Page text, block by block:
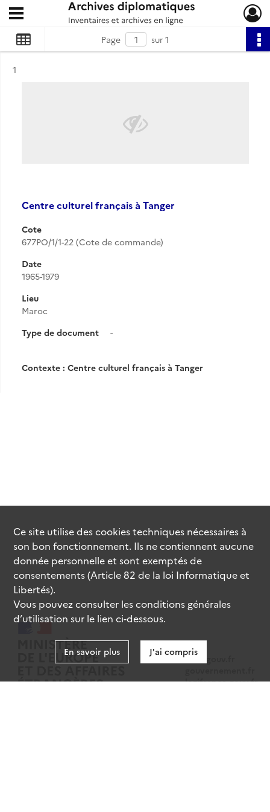
Archives diplomatiques
Ouvrir le menu déroulant
Page sur 1
Résultat n°
1
Centre culturel français à Tanger
Cote
677PO/1/1-22 (Cote de commande)
Date
1965-1979
Lieu
Maroc
Type de document
-
Contexte : Centre culturel français à Tanger
data.gouv.fr
legifrance.gouv.fr
Ce site utilise descookiestechniques nécessaires à
son bon fonctionnement. Ils ne contiennent aucune
donnée personnelle et sont exemptés de
consentements (Article 82 de la loi Informatique et
Libertés).
Vous pouvez consulter les conditions générales
d’utilisation sur le lien ci-dessous.
En savoir plus J'ai compris